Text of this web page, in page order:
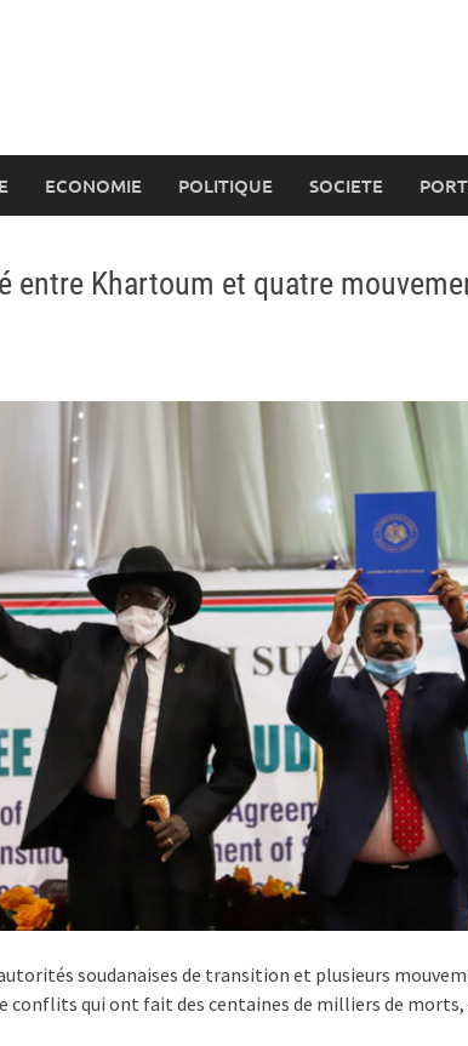
ECONOMIE POLITIQUE SOCIETE
entre Khartoum et quatre
soudanaises de transition et plusieurs
conflits qui ont fait des centaines de milliers de morts,